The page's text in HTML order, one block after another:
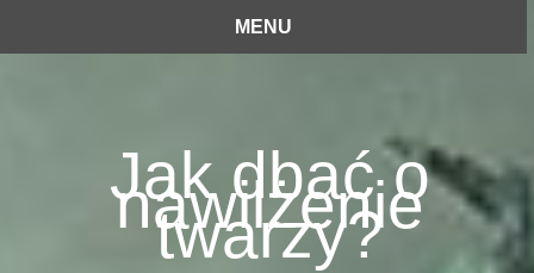
MENU
Jak dbać o
nawilżenie
twarzy?